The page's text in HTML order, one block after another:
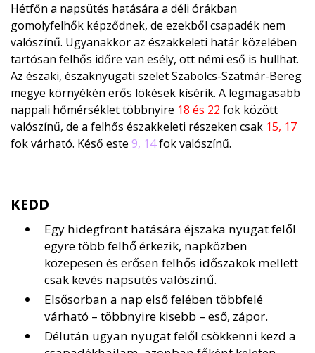
Hétfőn a napsütés hatására a déli órákban
gomolyfelhők képződnek, de ezekből csapadék nem
valószínű. Ugyanakkor az északkeleti határ közelében
tartósan felhős időre van esély, ott némi eső is hullhat.
Az északi, északnyugati szelet Szabolcs-Szatmár-Bereg
megye környékén erős lökések kísérik. A legmagasabb
nappali hőmérséklet többnyire 18 és 22 fok között
valószínű, de a felhős északkeleti részeken csak 15, 17
fok várható. Késő este 9, 14fok valószínű.
KEDD
Egy hidegfront hatására éjszaka nyugat felől
egyre több felhő érkezik, napközben
közepesen és erősen felhős időszakok mellett
csak kevés napsütés valószínű.
Elsősorban a nap első felében többfelé
várható – többnyire kisebb – eső, zápor.
Délután ugyan nyugat felől csökkenni kezd a